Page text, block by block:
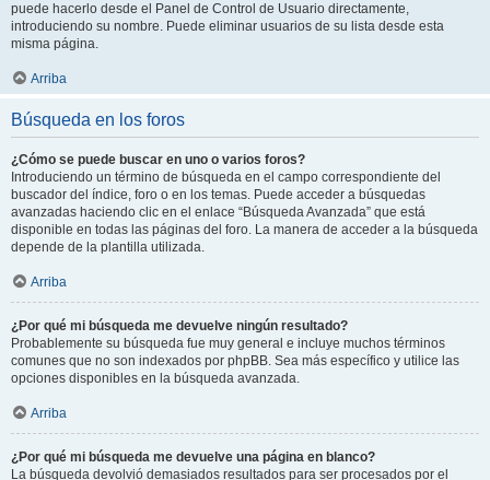
puede hacerlo desde el Panel de Control de Usuario directamente,
introduciendo su nombre. Puede eliminar usuarios de su lista desde esta
misma página.
Arriba
Búsqueda en los foros
¿Cómo se puede buscar en uno o varios foros?
Introduciendo un término de búsqueda en el campo correspondiente del
buscador del índice, foro o en los temas. Puede acceder a búsquedas
avanzadas haciendo clic en el enlace “Búsqueda Avanzada” que está
disponible en todas las páginas del foro. La manera de acceder a la búsqueda
depende de la plantilla utilizada.
Arriba
¿Por qué mi búsqueda me devuelve ningún resultado?
Probablemente su búsqueda fue muy general e incluye muchos términos
comunes que no son indexados por phpBB. Sea más específico y utilice las
opciones disponibles en la búsqueda avanzada.
Arriba
¿Por qué mi búsqueda me devuelve una página en blanco?
La búsqueda devolvió demasiados resultados para ser procesados por el